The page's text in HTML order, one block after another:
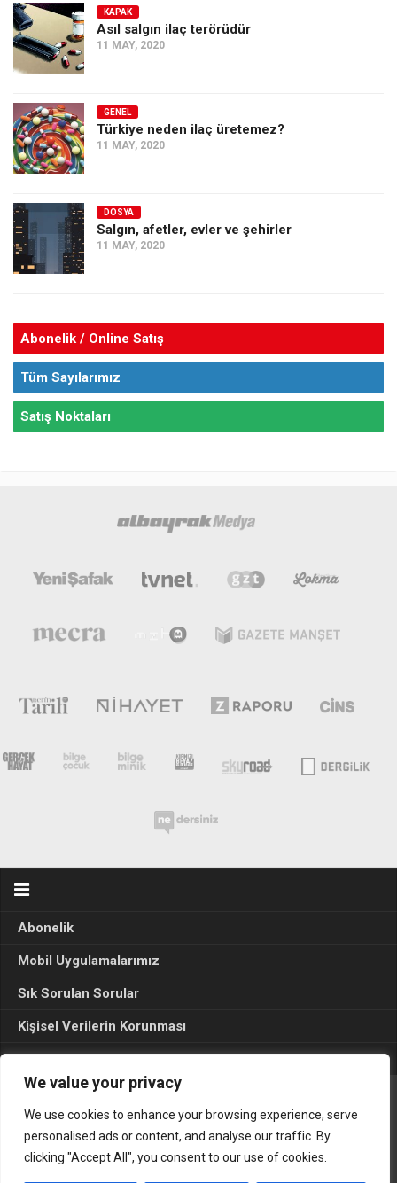
We value your privacy
We use cookies to enhance your browsing experience, serve
personalised ads or content, and analyse our traffic. By
clicking "Accept All", you consent to our use of cookies.
KAPAK
Asıl salgın ilaç terörüdür
11 MAY, 2020
GENEL
Türkiye neden ilaç üretemez?
11 MAY, 2020
DOSYA
Salgın, afetler, evler ve şehirler
11 MAY, 2020
Abonelik / Online Satış
Tüm Sayılarımız
Satış Noktaları
Abonelik
Mobil Uygulamalarımız
Sık Sorulan Sorular
Kişisel Verilerin Korunması
Seçim Sonuçları 2024
Gerçek Hayat © 2015. Her hakkı sakldır.